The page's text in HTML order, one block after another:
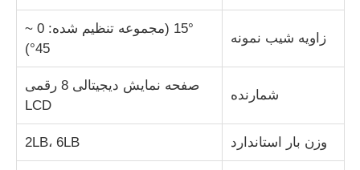
تجهیزات تست لاستیک
تجهیزات تست کفش
تجهیزات آزمایش مواد ساختمانی
زاویه شیب نمونه
15° (مجموعه تنظیم شده: 0 ~
45°)
شمارنده
صفحه نمایش دیجیتالی 8 رقمی
LCD
وزن بار استاندارد 2LB، 6LB